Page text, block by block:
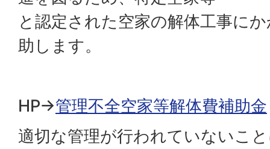
と認定された空家の解体工事に
助します。
HP→管理不全空家等解体費補助金
適切な管理が行われていないこ